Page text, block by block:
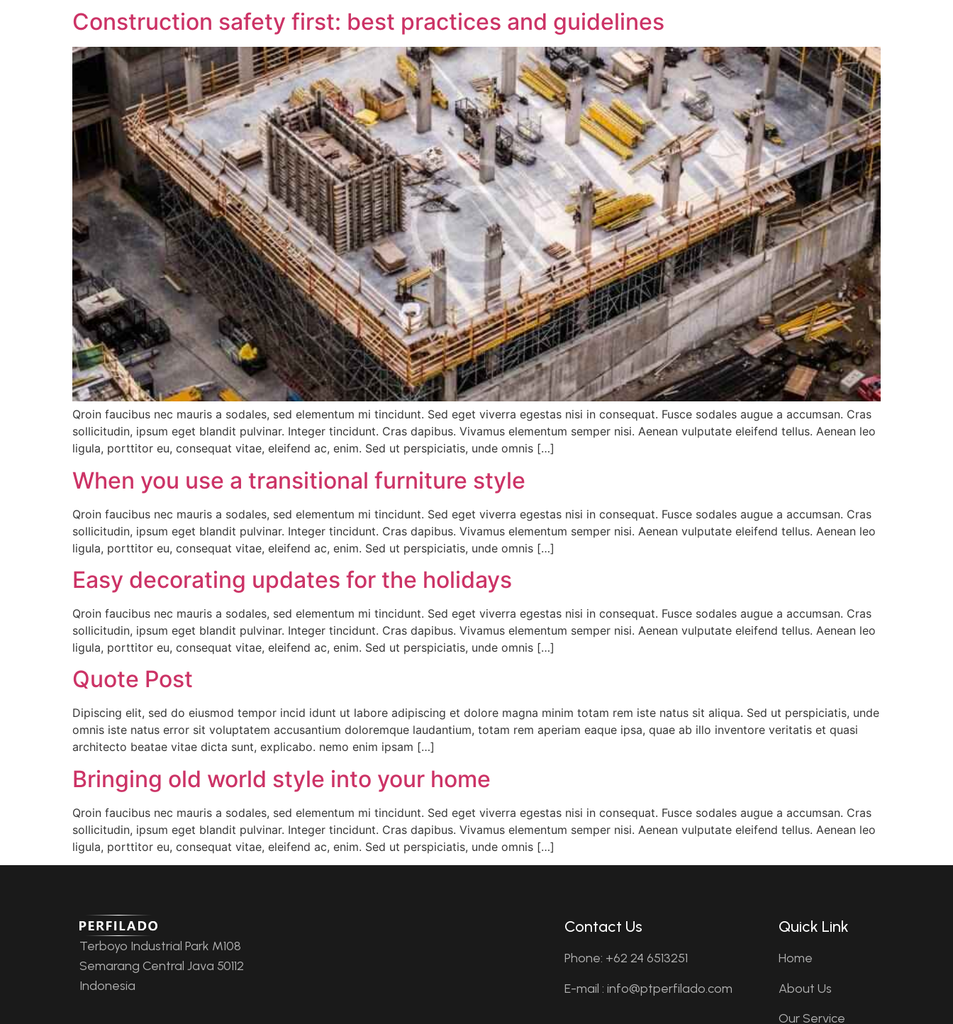
Construction safety first: best practices and guidelines
Qroin faucibus nec mauris a sodales, sed elementum mi tincidunt. Sed eget viverra egestas nisi in consequat. Fusce sodales augue a accumsan. Cras
sollicitudin, ipsum eget blandit pulvinar. Integer tincidunt. Cras dapibus. Vivamus elementum semper nisi. Aenean vulputate eleifend tellus. Aenean leo
ligula, porttitor eu, consequat vitae, eleifend ac, enim. Sed ut perspiciatis, unde omnis […]
When you use a transitional furniture style
Qroin faucibus nec mauris a sodales, sed elementum mi tincidunt. Sed eget viverra egestas nisi in consequat. Fusce sodales augue a accumsan. Cras
sollicitudin, ipsum eget blandit pulvinar. Integer tincidunt. Cras dapibus. Vivamus elementum semper nisi. Aenean vulputate eleifend tellus. Aenean leo
ligula, porttitor eu, consequat vitae, eleifend ac, enim. Sed ut perspiciatis, unde omnis […]
Easy decorating updates for the holidays
Qroin faucibus nec mauris a sodales, sed elementum mi tincidunt. Sed eget viverra egestas nisi in consequat. Fusce sodales augue a accumsan. Cras
sollicitudin, ipsum eget blandit pulvinar. Integer tincidunt. Cras dapibus. Vivamus elementum semper nisi. Aenean vulputate eleifend tellus. Aenean leo
ligula, porttitor eu, consequat vitae, eleifend ac, enim. Sed ut perspiciatis, unde omnis […]
Quote Post
Dipiscing elit, sed do eiusmod tempor incid idunt ut labore adipiscing et dolore magna minim totam rem iste natus sit aliqua. Sed ut perspiciatis, unde
omnis iste natus error sit voluptatem accusantium doloremque laudantium, totam rem aperiam eaque ipsa, quae ab illo inventore veritatis et quasi
architecto beatae vitae dicta sunt, explicabo. nemo enim ipsam […]
Bringing old world style into your home
Qroin faucibus nec mauris a sodales, sed elementum mi tincidunt. Sed eget viverra egestas nisi in consequat. Fusce sodales augue a accumsan. Cras
sollicitudin, ipsum eget blandit pulvinar. Integer tincidunt. Cras dapibus. Vivamus elementum semper nisi. Aenean vulputate eleifend tellus. Aenean leo
ligula, porttitor eu, consequat vitae, eleifend ac, enim. Sed ut perspiciatis, unde omnis […]
Terboyo Industrial Park M108
Semarang Central Java 50112
Indonesia
Contact Us
Phone: +62 24 6513251
E-mail : info@ptperfilado.com
Quick Link
Home
About Us
Our Service